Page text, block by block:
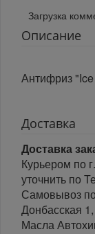
Загрузка
Описание
Антифриз "Ice
Доставка
Доставка
Курьером по
уточнить по
Самовывоз по
Донбасская
Масла